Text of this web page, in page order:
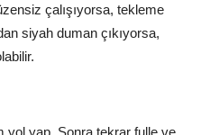
çalışıyorsa, tekleme
siyah duman çıkıyorsa,
yol yap. Sonra tekrar fulle ve